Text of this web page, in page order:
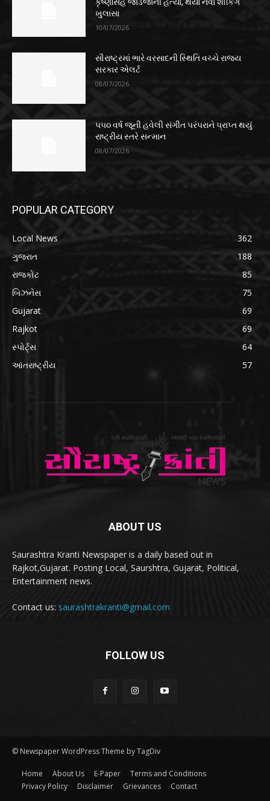
ખુલાસા
10/07/2026
સૌરાષ્ટ્રમાં ભારે વરસાદની સ્થિતિ વચ્ચે રાજ્ય
સરકાર એલર્ટ
08/07/2026
૫૫૦ વર્ષ જૂની હવેલી સંગીત પરંપરાને પ્રાપ્ત થયું
રાષ્ટ્રીય સ્તરે સન્માન
08/07/2026
POPULAR CATEGORY
Local News
362
ગુજરાત
188
રાજકોટ
85
બિઝનેસ
75
Gujarat
69
Rajkot
69
સ્પોર્ટ્સ
64
આંતરાષ્ટ્રીય
57
ABOUT US
Saurashtra Kranti Newspaper is a daily based out in
Rajkot,Gujarat. Posting Local, Saurshtra, Gujarat, Political,
Entertainment news.
Contact us: saurashtrakranti@gmail.com
FOLLOW US
© Newspaper WordPress Theme by TagDiv
Home About Us E-Paper
Terms and Conditions
Privacy Policy
Disclaimer Grievances Contact